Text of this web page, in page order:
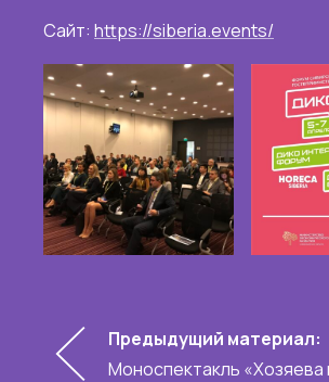
Сайт: https://siberia.events/
Предыдущий материал:
Моноспектакль «Хозяева